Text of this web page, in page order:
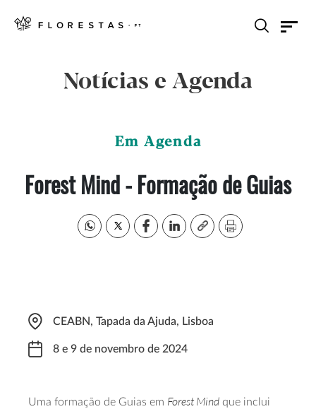
Notícias e Agenda
Em Agenda
Forest Mind - Formação de Guias
CEABN, Tapada da Ajuda, Lisboa
8 e 9 de novembro de 2024
Uma formação de Guias em Forest Mind que inclui